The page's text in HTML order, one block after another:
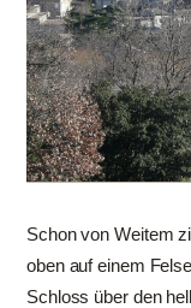
Schon von Weitem
oben auf einem
Schloss über den